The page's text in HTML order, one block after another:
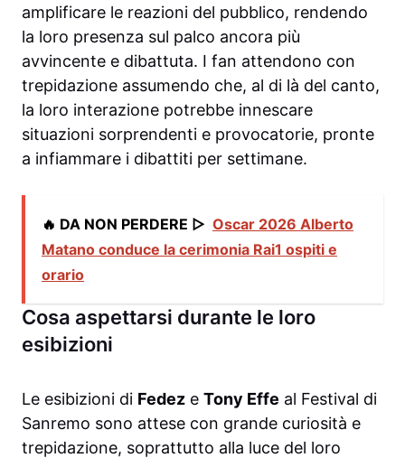
amplificare le reazioni del pubblico, rendendo
la loro presenza sul palco ancora più
avvincente e dibattuta. I fan attendono con
trepidazione assumendo che, al di là del canto,
la loro interazione potrebbe innescare
situazioni sorprendenti e provocatorie, pronte
a infiammare i dibattiti per settimane.
🔥 DA NON PERDERE ▷ Oscar 2026 Alberto
Matano conduce la cerimonia Rai1 ospiti e
orario
Cosa aspettarsi durante le loro
esibizioni
Le esibizioni di Fedez e Tony Effe al Festival di
Sanremo sono attese con grande curiosità e
trepidazione, soprattutto alla luce del loro